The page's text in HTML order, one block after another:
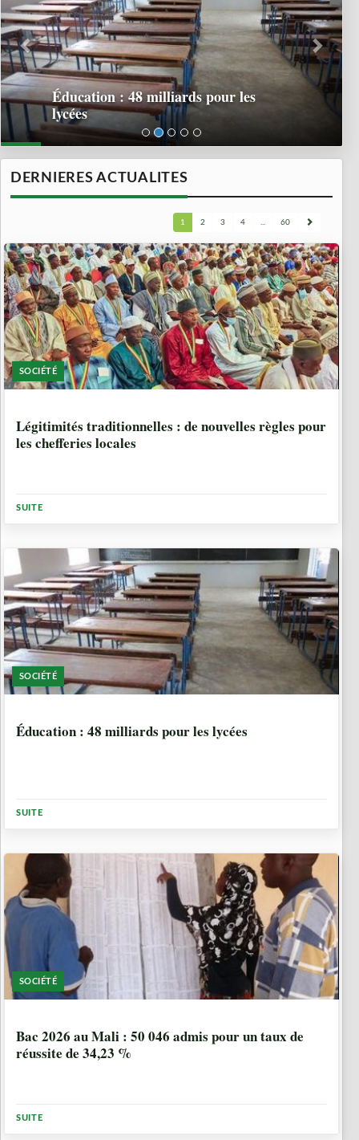
Éducation : 48 milliards pour les
lycées
DERNIERES ACTUALITES
1 2 3 4 ... 60
SOCIÉTÉ
Légitimités traditionnelles : de nouvelles règles pour
les chefferies locales
SUITE
SOCIÉTÉ
Éducation : 48 milliards pour les lycées
SUITE
SOCIÉTÉ
Bac 2026 au Mali : 50 046 admis pour un taux de
réussite de 34,23 %
SUITE